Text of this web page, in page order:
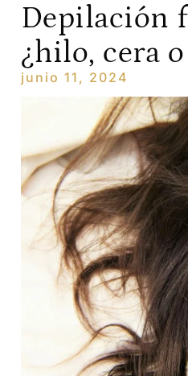
Depilación
¿hilo, cera
junio 11, 2024